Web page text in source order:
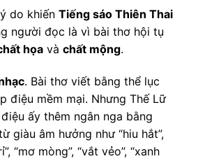
do khiến Tiếng sáo Thiên Thai
người đọc là vì bài thơ hội tụ
họa và chất mộng.
. Bài thơ viết bằng thể lục
điệu mềm mại. Nhưng Thế Lữ
ấy thêm ngân nga bằng
giàu âm hưởng như “hiu hắt”,
“mơ mòng”, “vắt vẻo”, “xanh